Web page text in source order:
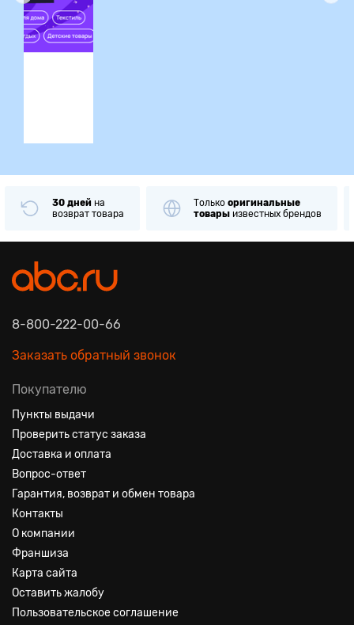
30 дней на
возврат товара
Только оригинальные
товары известных брендов
8-800-222-00-66
Заказать обратный звонок
Покупателю
Пункты выдачи
Проверить статус заказа
Доставка и оплата
Вопрос-ответ
Гарантия, возврат и обмен товара
Контакты
О компании
Франшиза
Карта сайта
Оставить жалобу
Пользовательское соглашение